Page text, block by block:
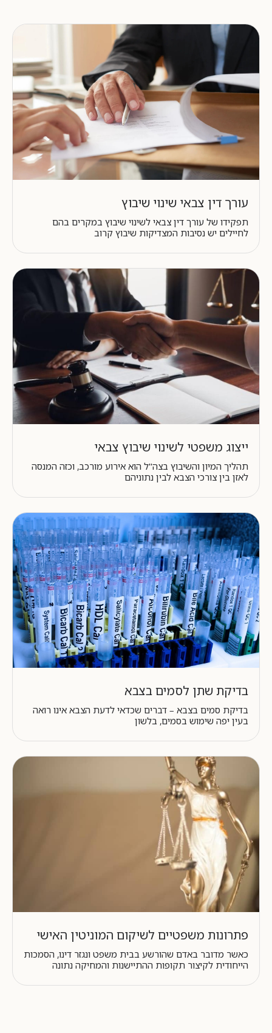
עורך דין צבאי שינוי שיבוץ
תפקידו של עורך דין צבאי לשינוי שיבוץ במקרים בהם
לחיילים יש נסיבות המצדיקות שיבוץ קרוב
ייצוג משפטי לשינוי שיבוץ צבאי
תהליך המיון והשיבוץ בצה"ל הוא אירוע מורכב, וכזה המנסה
לאזן בין צורכי הצבא לבין נתוניהם
בדיקת שתן לסמים בצבא
בדיקת סמים בצבא – דברים שכדאי לדעת הצבא אינו רואה
בעין יפה שימוש בסמים, בלשון
פתרונות משפטיים לשיקום המוניטין האישי
כאשר מדובר באדם שהורשע בבית משפט ונגזר דינו, הסמכות
הייחודית לקיצור תקופות ההתיישנות והמחיקה נתונה